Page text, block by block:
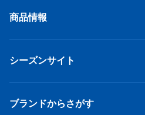
商品情報
シーズンサイト
ブランドからさがす